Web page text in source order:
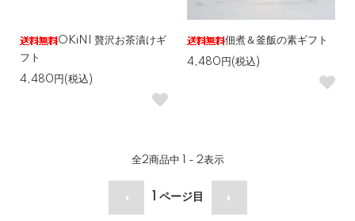
OKiNI 贅沢お茶漬けギ
フト
4,480円(税込)
佃煮＆釜飯の素ギフト
4,480円(税込)
全2商品中 1 - 2表示
ページ目